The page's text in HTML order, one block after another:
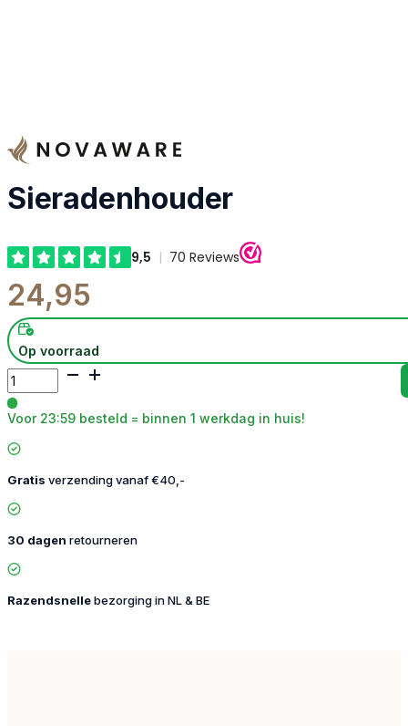
Sieradenhouder
24,95
Op voorraad
Sieradenhouder
aantal
Voor 23:59 besteld = binnen 1 werkdag in huis!
Gratis verzending vanaf €40,-
30 dagen retourneren
Razendsnellebezorging in NL & BE